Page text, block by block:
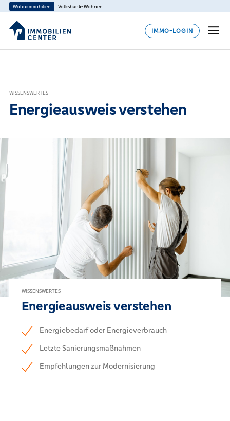
Wohnimmobilien Volksbank-Wohnen
IMMO-LOGIN
WISSENSWERTES
Energieausweis verstehen
WISSENSWERTES
Energieausweis verstehen
Energiebedarf oder Energieverbrauch
Letzte Sanierungsmaßnahmen
Empfehlungen zur Modernisierung